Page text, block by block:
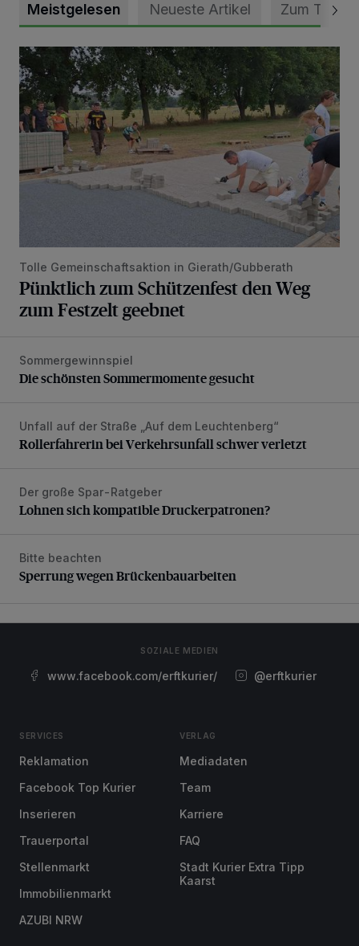
Meistgelesen Neueste Artikel Zum Thema
Pünktlich zum Schützenfest den Weg zum Festzelt
Tolle Gemeinschaftsaktion in Gierath/Gubberath
Pünktlich zum Schützenfest den Weg
zum Festzelt geebnet
Die schönsten Sommermomente gesucht
Sommergewinnspiel
Die schönsten Sommermomente gesucht
Rollerfahrerin bei Verkehrsunfall schwer verletzt
Unfall auf der Straße „Auf dem Leuchtenberg“
Rollerfahrerin bei Verkehrsunfall schwer verletzt
Lohnen sich kompatible Druckerpatronen?
Der große Spar-Ratgeber
Lohnen sich kompatible Druckerpatronen?
Sperrung wegen Brückenbauarbeiten
Bitte beachten
Sperrung wegen Brückenbauarbeiten
SOZIALE MEDIEN
www.facebook.com/erftkurier/ @erftkurier
SERVICES
Reklamation
Facebook Top Kurier
Inserieren
Trauerportal
Stellenmarkt
Immobilienmarkt
AZUBI NRW
VERLAG
Mediadaten
Team
Karriere
FAQ
Stadt Kurier Extra Tipp
Kaarst